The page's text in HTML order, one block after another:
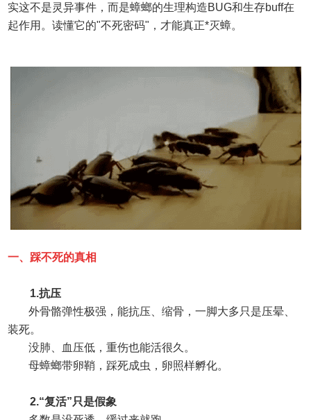
实这不是灵异事件，而是蟑螂的生理构造BUG和生存buff在
起作用。读懂它的"不死密码" ，才能真正*灭蟑。
一、 踩不死的真相
1.抗压
外骨骼弹性极强，能抗压、缩骨，一脚大多只是压晕、
装死。
没肺、血压低，重伤也能活很久。
母蟑螂带卵鞘，踩死成虫，卵照样孵化。
2.“复活”只是假象